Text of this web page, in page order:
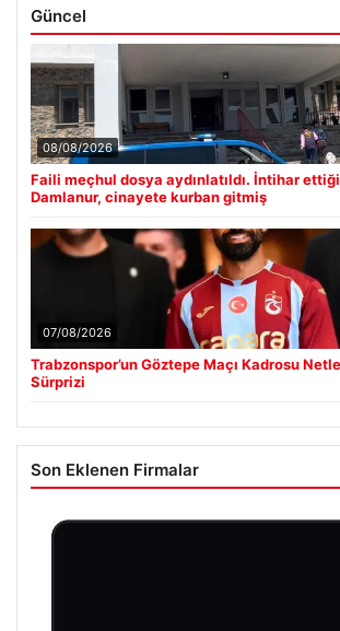
Güncel
08/08/2026
Faili meçhul dosya aydınlatıldı. İntihar
Damlanur, cinayete kurban gitmiş
07/08/2026
Trabzonspor’un Göztepe Maçı Kadrosu
Sürprizi
Son Eklenen Firmalar